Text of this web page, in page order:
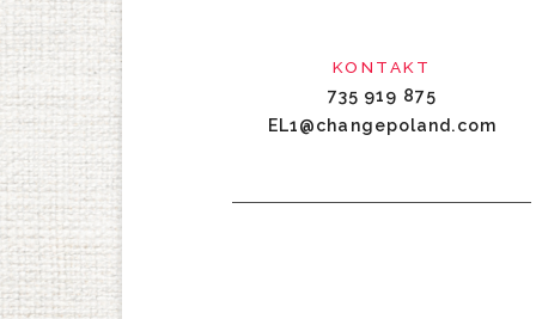
KONTAKT
735 919 875
EL1@changepoland.com